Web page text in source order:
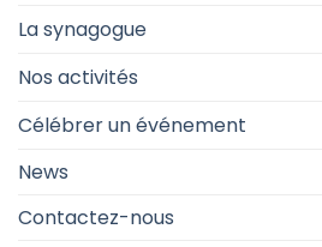
La synagogue
Nos activités
Célébrer un événement
News
Contactez-nous